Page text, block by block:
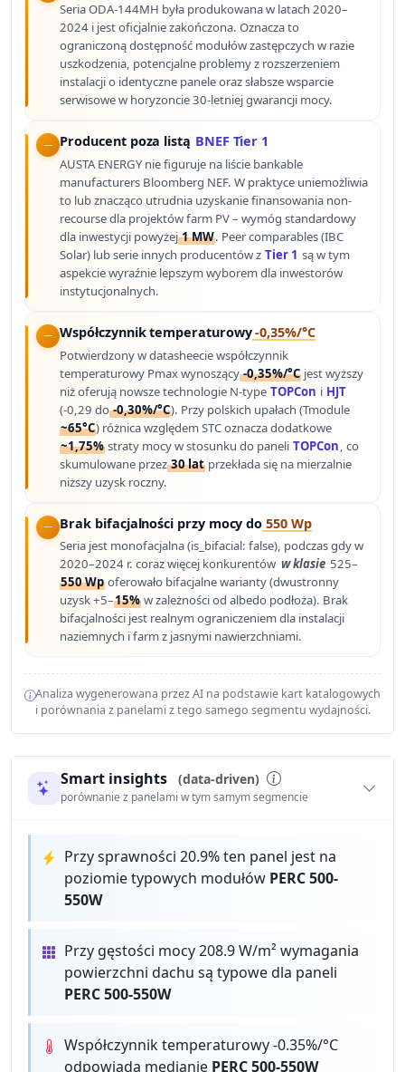
Seria ODA-144MH była produkowana w latach 2020–
2024 i jest oficjalnie zakończona. Oznacza to
ograniczoną dostępność modułów zastępczych w razie
uszkodzenia, potencjalne problemy z rozszerzeniem
instalacji o identyczne panele oraz słabsze wsparcie
serwisowe w horyzoncie 30-letniej gwarancji mocy.
Producent poza listą BNEF Tier 1
AUSTA ENERGY nie figuruje na liście bankable
manufacturers Bloomberg NEF. W praktyce uniemożliwia
to lub znacząco utrudnia uzyskanie finansowania non-
recourse dla projektów farm PV – wymóg standardowy
dla inwestycji powyżej1 MW. Peer comparables (IBC
Solar) lub serie innych producentów z Tier 1 są w tym
aspekcie wyraźnie lepszym wyborem dla inwestorów
instytucjonalnych.
Współczynnik temperaturowy-0,35%/°C
Potwierdzony w datasheecie współczynnik
temperaturowy Pmax wynoszący-0,35%/°C jest wyższy
niż oferują nowsze technologie N-type TOPCon i HJT
(-0,29 do-0,30%/°C). Przy polskich upałach (Tmodule
~65°C) różnica względem STC oznacza dodatkowe
~1,75% straty mocy w stosunku do paneli TOPCon, co
skumulowane przez30 lat przekłada się na mierzalnie
niższy uzysk roczny.
Brak bifacjalności przy mocy do 550 Wp
Seria jest monofacjalna (is_bifacial: false), podczas gdy w
2020–2024 r. coraz więcej konkurentów w klasie 525–
550 Wp oferowało bifacjalne warianty (dwustronny
uzysk +5–15% w zależności od albedo podłoża). Brak
bifacjalności jest realnym ograniczeniem dla instalacji
naziemnych i farm z jasnymi nawierzchniami.
Analiza wygenerowana przez AI na podstawie kart katalogowych
i porównania z panelami z tego samego segmentu wydajności.
Smart insights (data-driven)
porównanie z panelami w tym samym segmencie
Przy sprawności 20.9% ten panel jest na
poziomie typowych modułów PERC 500-
550W
Przy gęstości mocy 208.9 W/m² wymagania
powierzchni dachu są typowe dla paneli
PERC 500-550W
Współczynnik temperaturowy -0.35%/°C
odpowiada medianie PERC 500-550W